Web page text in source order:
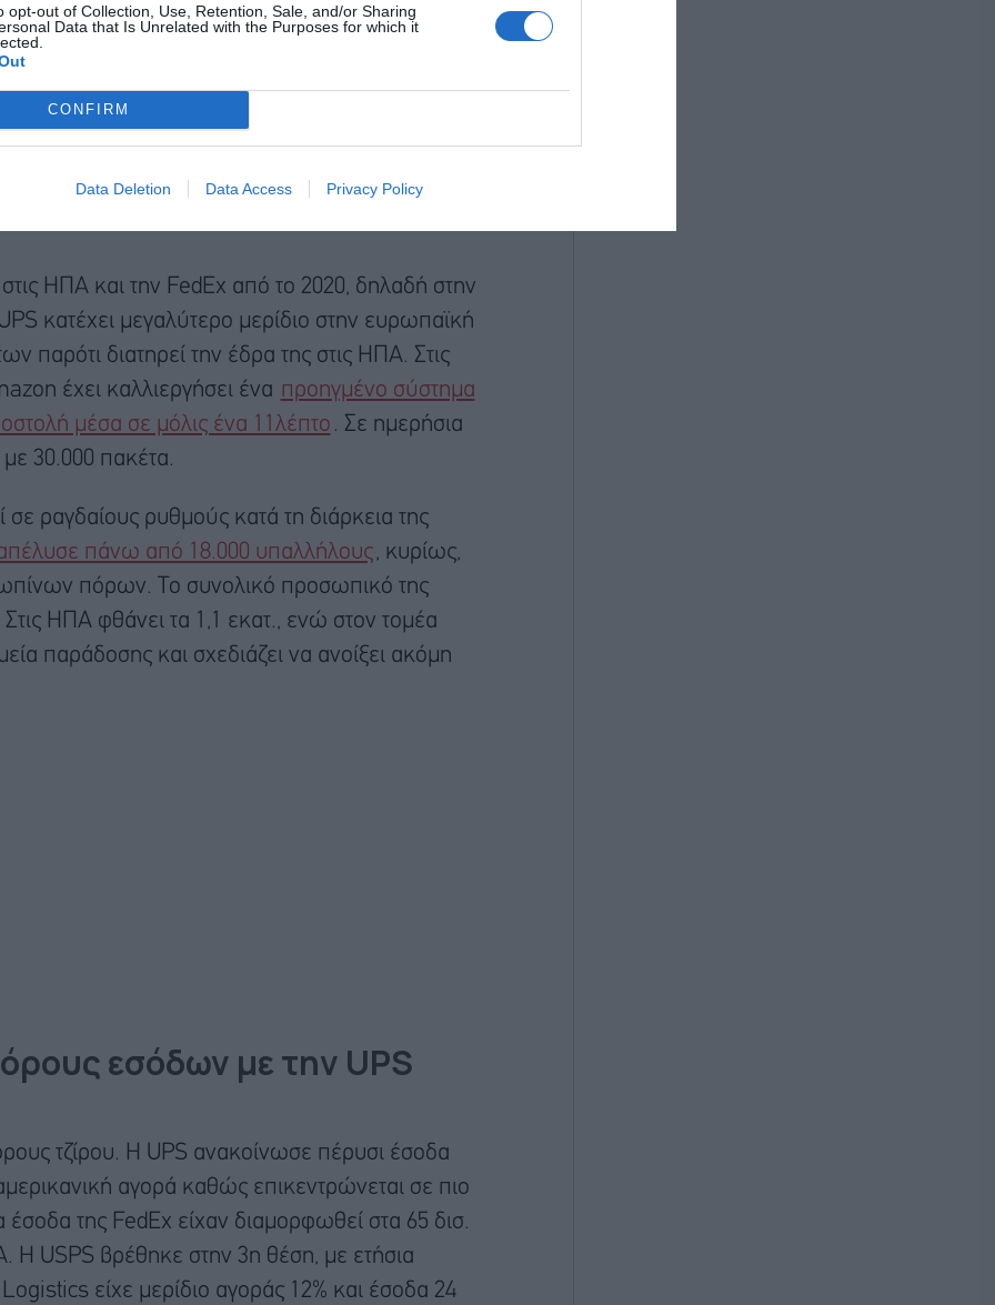
opt-out of Collection, Use, Retention, Sale, and/or Sharing
Data that Is Unrelated with the Purposes for which it
CONFIRM
Data Deletion Data Access Privacy Policy
ΗΠΑ και την FedEx από το 2020, δηλαδή στην
κατέχει μεγαλύτερο μερίδιο στην ευρωπαϊκή
παρότι διατηρεί την έδρα της στις ΗΠΑ. Στις
έχει καλλιεργήσει ένα προηγμένο σύστημα
μέσα σε μόλις ένα 11λέπτο . Σε ημερήσια
30.000 πακέτα.
ραγδαίους ρυθμούς κατά τη διάρκεια της
πάνω από 18.000 υπαλλήλους, κυρίως,
πόρων. Το συνολικό προσωπικό της
ΗΠΑ φθάνει τα 1,1 εκατ., ενώ στον τομέα
παράδοσης και σχεδιάζει να ανοίξει ακόμη
εσόδων με την UPS
τζίρου. Η UPS ανακοίνωσε πέρυσι έσοδα
αγορά καθώς επικεντρώνεται σε πιο
της FedEx είχαν διαμορφωθεί στα 65 δισ.
Η USPS βρέθηκε στην 3η θέση, με ετήσια
είχε μερίδιο αγοράς 12% και έσοδα 24